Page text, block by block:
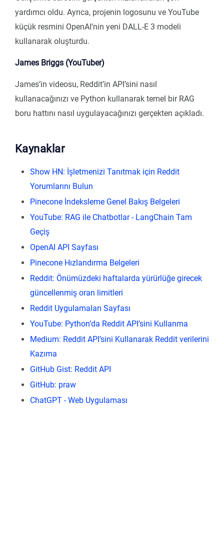
yardımcı oldu. Ayrıca, projenin logosunu ve YouTube
küçük resmini OpenAI’nin yeni DALL-E 3 modeli
kullanarak oluşturdu.
James Briggs (YouTuber)
James’in videosu, Reddit’in API’sini nasıl
kullanacağınızı ve Python kullanarak temel bir RAG
boru hattını nasıl uygulayacağınızı gerçekten açıkladı.
Kaynaklar
Show HN: İşletmenizi Tanıtmak için Reddit
Yorumlarını Bulun
Pinecone İndeksleme Genel Bakış Belgeleri
YouTube: RAG ile Chatbotlar - LangChain Tam
Geçiş
OpenAI API Sayfası
Pinecone Hızlandırma Belgeleri
Reddit: Önümüzdeki haftalarda yürürlüğe girecek
güncellenmiş oran limitleri
Reddit Uygulamaları Sayfası
YouTube: Python’da Reddit API’sini Kullanma
Medium: Reddit API’sini Kullanarak Reddit verilerini
Kazıma
GitHub Gist: Reddit API
GitHub: praw
ChatGPT - Web Uygulaması